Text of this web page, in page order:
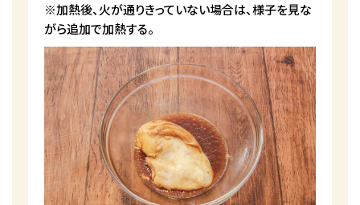
※加熱後、火が通りきっていない場合は、様子を見な
がら追加で加熱する。